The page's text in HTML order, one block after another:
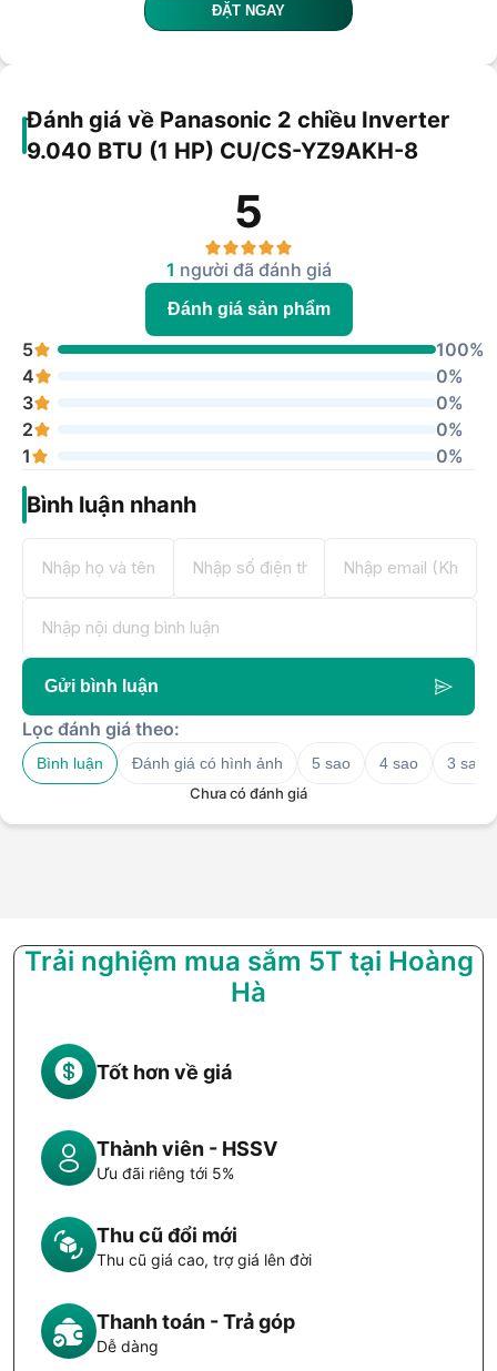
ĐẶT NGAY
Đánh giá về Panasonic 2 chiều Inverter
9.040 BTU (1 HP) CU/CS-YZ9AKH-8
5
1 người đã đánh giá
Đánh giá sản phẩm
5
100%
4
0%
3
0%
2
0%
1
0%
Bình luận nhanh
Gửi bình luận
Lọc đánh giá theo:
Bình luận Đánh giá có hình ảnh 5 sao 4 sao
3 sao
Chưa có đánh giá
Trải nghiệm mua sắm 5T tại Hoàng
Hà
Tốt hơn về giá
Thành viên - HSSV
Ưu đãi riêng tới 5%
Thu cũ đổi mới
Thu cũ giá cao, trợ giá lên đời
Thanh toán - Trả góp
Dễ dàng